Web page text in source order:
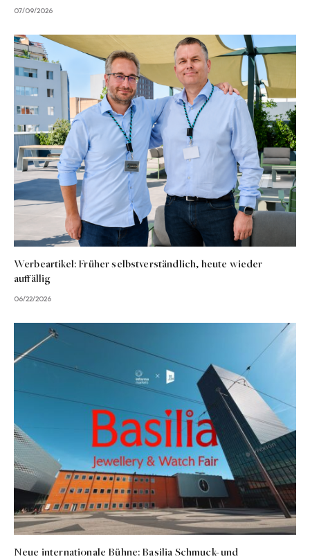
07/09/2026
Werbeartikel: Früher selbstverständlich, heute wieder
auffällig
06/22/2026
Neue internationale Bühne: Basilia Schmuck- und